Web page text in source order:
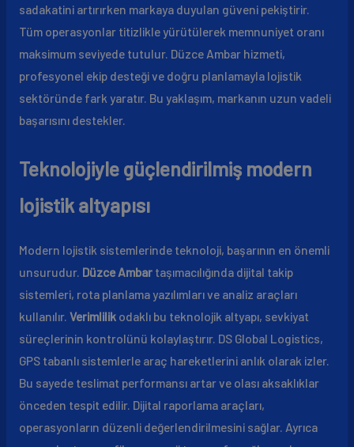
sadakatini artırırken markaya duyulan güveni pekiştirir.
Tüm operasyonlar titizlikle yürütülerek memnuniyet oranı
maksimum seviyede tutulur. Düzce Ambar hizmeti,
profesyonel ekip desteği ve doğru planlamayla lojistik
sektöründe fark yaratır. Bu yaklaşım, markanın uzun vadeli
başarısını destekler.
Teknolojiyle güçlendirilmiş modern
lojistik altyapısı
Modern lojistik sistemlerinde teknoloji, başarının en önemli
unsurudur. Düzce Ambartaşımacılığında dijital takip
sistemleri, rota planlama yazılımları ve analiz araçları
kullanılır. Verimlilikodaklı bu teknolojik altyapı, sevkiyat
süreçlerinin kontrolünü kolaylaştırır. DS Global Logistics,
GPS tabanlı sistemlerle araç hareketlerini anlık olarak izler.
Bu sayede teslimat performansı artar ve olası aksaklıklar
önceden tespit edilir. Dijital raporlama araçları,
operasyonların düzenli değerlendirilmesini sağlar. Ayrıca